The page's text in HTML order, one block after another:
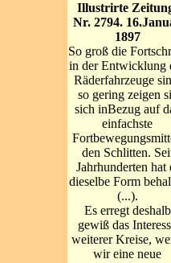
Illustrirte
Nr. 2794.
1897
So groß die
in der Entwicklung
Räderfahrzeuge
so gering zeigen
sich inBezug auf
einfachste
den Schlitten.
Jahrhunderten hat
dieselbe Form
(...).
Es erregt deshalb
gewiß das
weiterer Kreise,
wir eine neue